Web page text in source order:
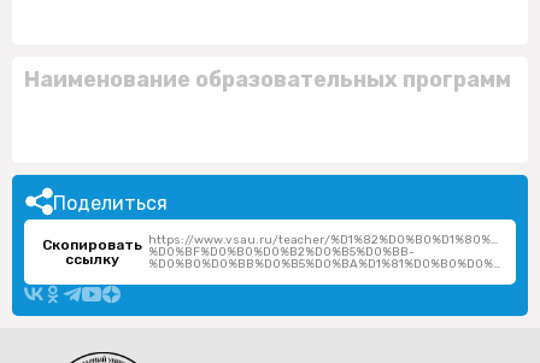
Наименование образовательных программ
Поделиться
Скопировать
ссылку
https://www.vsau.ru/teacher/
%D0%BF%D0%B0%D0%B2%D0%B5%D0%BB-
%D0%B0%D0%BB%D0%B5%D0%BA%D1%81%D0%B0%D0%BD%D0%B4%D1%80%D0%BE%D0%B2%D0%B8%D1%87/